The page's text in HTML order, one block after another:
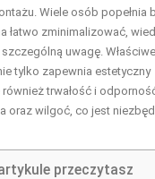
Wiele osób popełnia
łatwo zminimalizować,
uwagę. Właściwe
tylko zapewnia estetyczny
trwałość i
oraz wilgoć, co jest
przeczytasz